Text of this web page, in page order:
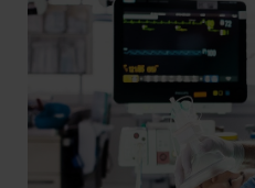
Krebserkrankungen.
und DKG-zertifizierten
Lungenkrebszentren in
setzen nun auf das
roboterassistierte